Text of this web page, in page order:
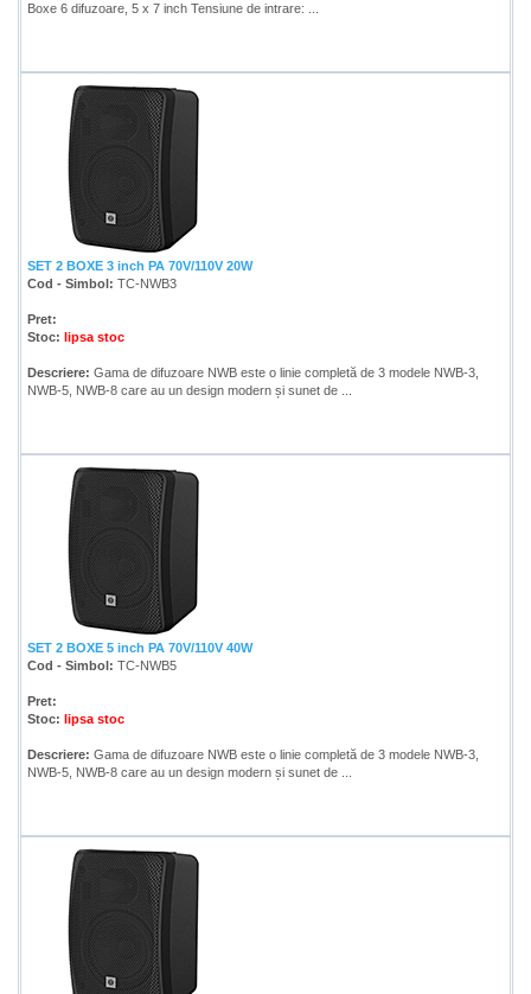
Boxe 6 difuzoare, 5 x 7 inch Tensiune de intrare: ...
SET 2 BOXE 3 inch PA 70V/110V 20W
Cod - Simbol: TC-NWB3
Pret:
Stoc: lipsa stoc
Descriere: Gama de difuzoare NWB este o linie completă de 3 modele NWB-3,
NWB-5, NWB-8 care au un design modern și sunet de ...
SET 2 BOXE 5 inch PA 70V/110V 40W
Cod - Simbol: TC-NWB5
Pret:
Stoc: lipsa stoc
Descriere: Gama de difuzoare NWB este o linie completă de 3 modele NWB-3,
NWB-5, NWB-8 care au un design modern și sunet de ...